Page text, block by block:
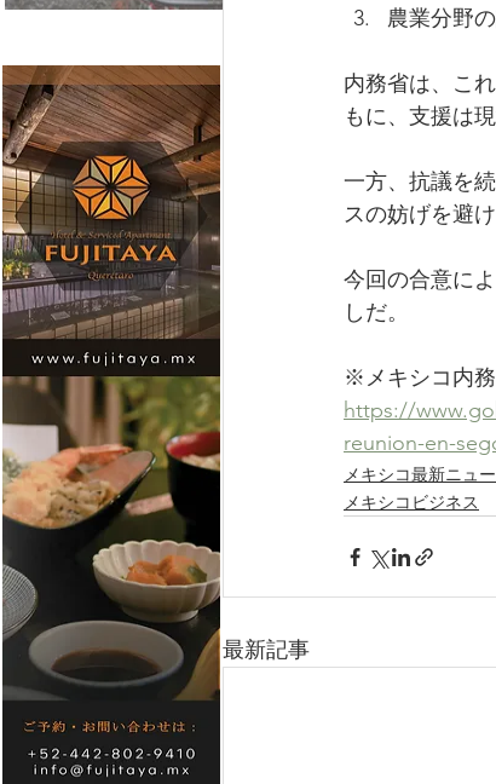
農業分野
内務省は、こ
もに、支援は
一方、抗議を
スの妨げを避
今回の合意に
しだ。
※メキシコ内務
https://
reunion-en-
メキシコ最新ニュ
メキシコビジネス
最新記事